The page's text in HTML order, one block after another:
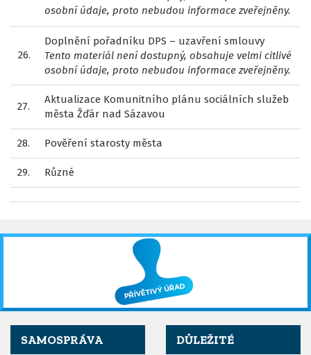
osobní údaje, proto nebudou informace zveřejněny.
26.
Doplnění pořadníku DPS – uzavření smlouvy
Tento materiál není dostupný, obsahuje velmi citlivé
osobní údaje, proto nebudou informace zveřejněny.
27.
Aktualizace Komunitního plánu sociálních služeb
města Žďár nad Sázavou
28. Pověření starosty města
29. Různé
SAMOSPRÁVA DŮLEŽITÉ